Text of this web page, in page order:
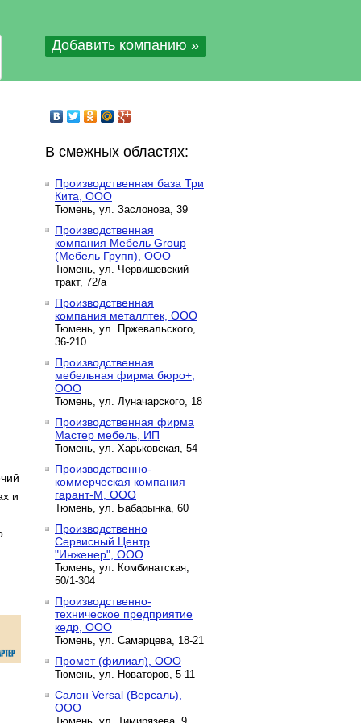
Добавить компанию »
и
В смежных областях:
Производственная база Три
Кита, ООО
Тюмень, ул. Заслонова, 39
Производственная
компания Мебель Group
(Мебель Групп), ООО
Тюмень, ул. Червишевский
тракт, 72/а
Производственная
компания металлтек, ООО
Тюмень, ул. Пржевальского,
36-210
Производственная
мебельная фирма бюро+,
ООО
Тюмень, ул. Луначарского, 18
Производственная фирма
Мастер мебель, ИП
Тюмень, ул. Харьковская, 54
Производственно-
коммерческая компания
гарант-М, ООО
Тюмень, ул. Бабарынка, 60
Производственно
Сервисный Центр
"Инженер", ООО
Тюмень, ул. Комбинатская,
50/1-304
Производственно-
техническое предприятие
кедр, ООО
Тюмень, ул. Самарцева, 18-21
Промет (филиал), ООО
Тюмень, ул. Новаторов, 5-11
Салон Versal (Версаль),
ООО